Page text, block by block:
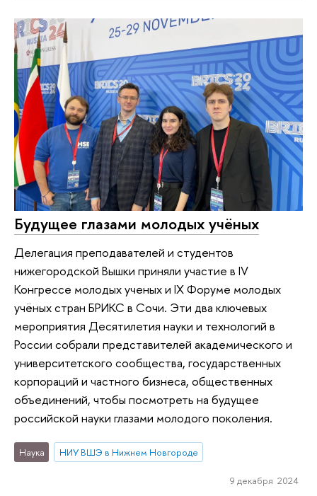
Будущее глазами молодых учёных
Делегация преподавателей и студентов
нижегородской Вышки приняли участие в IV
Конгрессе молодых ученых и IX Форуме молодых
учёных стран БРИКС в Сочи. Эти два ключевых
мероприятия Десятилетия науки и технологий в
России собрали представителей академического и
университетского сообщества, государственных
корпораций и частного бизнеса, общественных
объединений, чтобы посмотреть на будущее
российской науки глазами молодого поколения.
Наука НИУ ВШЭ в Нижнем Новгороде
9 декабря 2024